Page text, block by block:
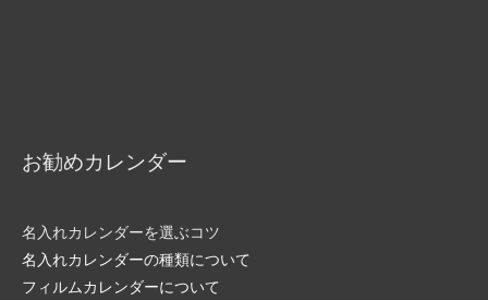
お勧めカレンダー
名入れカレンダーを選ぶコツ
名入れカレンダーの種類について
フィルムカレンダーについて